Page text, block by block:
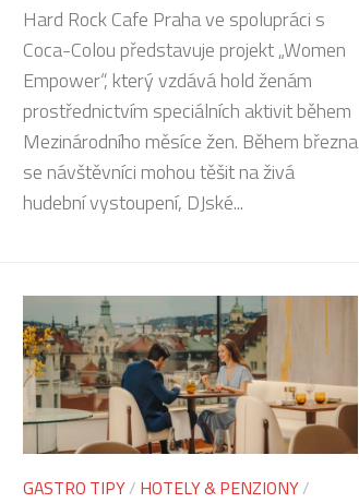
Hard Rock Cafe Praha ve spolupráci s
Coca-Colou představuje projekt „Women
Empower“, který vzdává hold ženám
prostřednictvím speciálních aktivit během
Mezinárodního měsíce žen. Během března
se návštěvníci mohou těšit na živá
hudební vystoupení, DJské...
GASTRO TIPY/ HOTELY & PENZIONY/